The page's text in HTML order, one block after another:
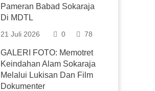
Pameran Babad Sokaraja
Di MDTL
21 Juli 2026 0 78
GALERI FOTO: Memotret
Keindahan Alam Sokaraja
Melalui Lukisan Dan Film
Dokumenter